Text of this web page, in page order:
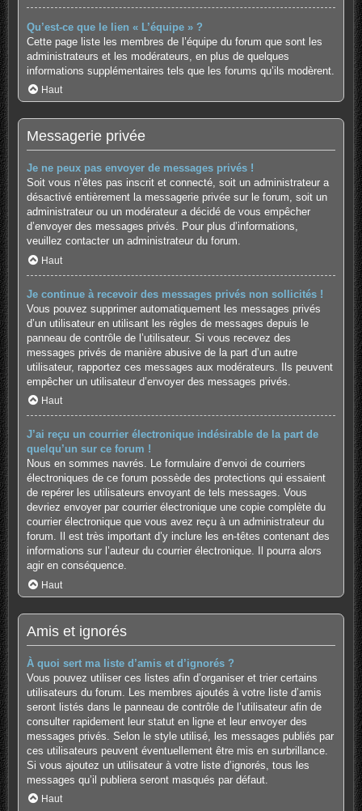
Qu’est-ce que le lien « L’équipe » ?
Cette page liste les membres de l’équipe du forum que sont les
administrateurs et les modérateurs, en plus de quelques
informations supplémentaires tels que les forums qu’ils modèrent.
Haut
Messagerie privée
Je ne peux pas envoyer de messages privés !
Soit vous n’êtes pas inscrit et connecté, soit un administrateur a
désactivé entièrement la messagerie privée sur le forum, soit un
administrateur ou un modérateur a décidé de vous empêcher
d’envoyer des messages privés. Pour plus d’informations,
veuillez contacter un administrateur du forum.
Haut
Je continue à recevoir des messages privés non sollicités !
Vous pouvez supprimer automatiquement les messages privés
d’un utilisateur en utilisant les règles de messages depuis le
panneau de contrôle de l’utilisateur. Si vous recevez des
messages privés de manière abusive de la part d’un autre
utilisateur, rapportez ces messages aux modérateurs. Ils peuvent
empêcher un utilisateur d’envoyer des messages privés.
Haut
J’ai reçu un courrier électronique indésirable de la part de
quelqu’un sur ce forum !
Nous en sommes navrés. Le formulaire d’envoi de courriers
électroniques de ce forum possède des protections qui essaient
de repérer les utilisateurs envoyant de tels messages. Vous
devriez envoyer par courrier électronique une copie complète du
courrier électronique que vous avez reçu à un administrateur du
forum. Il est très important d’y inclure les en-têtes contenant des
informations sur l’auteur du courrier électronique. Il pourra alors
agir en conséquence.
Haut
Amis et ignorés
À quoi sert ma liste d’amis et d’ignorés ?
Vous pouvez utiliser ces listes afin d’organiser et trier certains
utilisateurs du forum. Les membres ajoutés à votre liste d’amis
seront listés dans le panneau de contrôle de l’utilisateur afin de
consulter rapidement leur statut en ligne et leur envoyer des
messages privés. Selon le style utilisé, les messages publiés par
ces utilisateurs peuvent éventuellement être mis en surbrillance.
Si vous ajoutez un utilisateur à votre liste d’ignorés, tous les
messages qu’il publiera seront masqués par défaut.
Haut